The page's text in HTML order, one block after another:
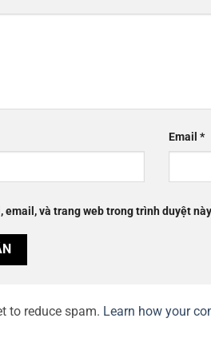
Email *
email, và trang web trong trình duyệt
to reduce spam. Learn how your